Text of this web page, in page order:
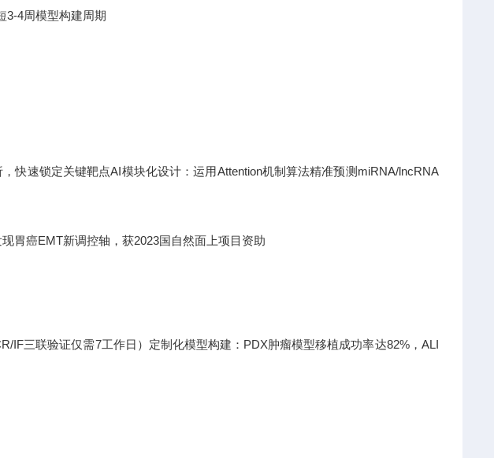
3-4周模型构建周期
快速锁定关键靶点AI模块化设计：运用Attention机制算法精准预测miRNA/lncRNA
胃癌EMT新调控轴，获2023国自然面上项目资助
IF三联验证仅需7工作日）定制化模型构建：PDX肿瘤模型移植成功率达82%，ALI